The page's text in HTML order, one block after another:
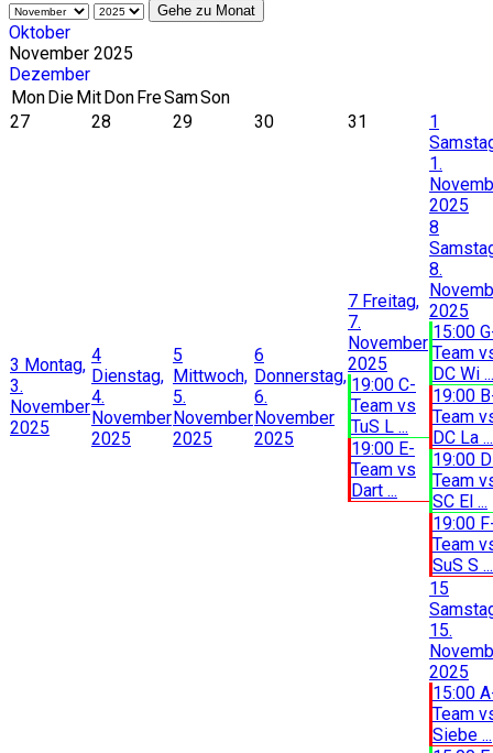
Gehe zu Monat
Oktober
November 2025
Dezember
MonDieMitDonFreSamSon
27
28 29 30 31
1
1.
2025
3 Montag,
3.
November
2025
4
Dienstag,
4.
November
2025
5
Mittwoch,
5.
November
2025
6
Donnerstag,
6.
November
2025
7 Freitag,
7.
November
2025
19:00 C-
Team vs
TuS L ...
19:00 E-
Team vs
Dart ...
8
8.
2025
15:00
Team
DC Wi ...
19:00
Team
DC La ...
19:00
Team
SC El ...
19:00
Team
SuS S ...
15
15.
2025
15:00
Team
Siebe ...